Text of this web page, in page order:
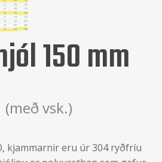
150 mm
(með vsk.)
kjammarnir eru úr 304 ryðfríu